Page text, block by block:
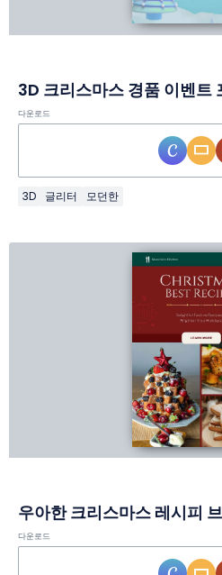
3D 크리스마스 경품 이벤트
다운로드
3D 글리터 모던한
다운로드